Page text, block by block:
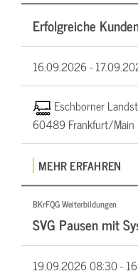
Erfolgreiche
16.09.2026 -
Eschborner
60489 Frankfurt/Main
MEHR ERFAHREN
BKrFQG Weiterbildungen
SVG Pausen mit
19.09.202608:30 -